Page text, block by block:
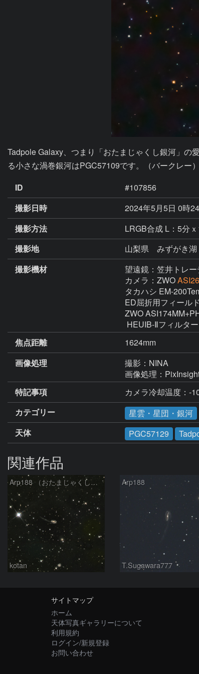
Tadpole Galaxy、つまり「おたまじゃくし銀河」の
ID
#107856
撮影日時
2024年5月5日 0時
撮影方法
LRGB合成 L：5分
撮影地
山梨県 みずがき湖
撮影機材
望遠鏡：笠井トレ
カメラ：ZWO
タカハシ EM-
ED屈折用フィール
ZWO
焦点距離
1624mm
画像処理
撮影：NINA
画像処理：
特記事項
カテゴリー
星雲・星団・銀河
天体
PGC57129
関連作品
Arp188 （おたまじゃくし銀河 りゅう座）
kotan
Arp188
T.Sugawara777
サイトマップ
ホーム
天体写真ギャラリーについて
利用規約
ログイン/新規登録
お問い合わせ